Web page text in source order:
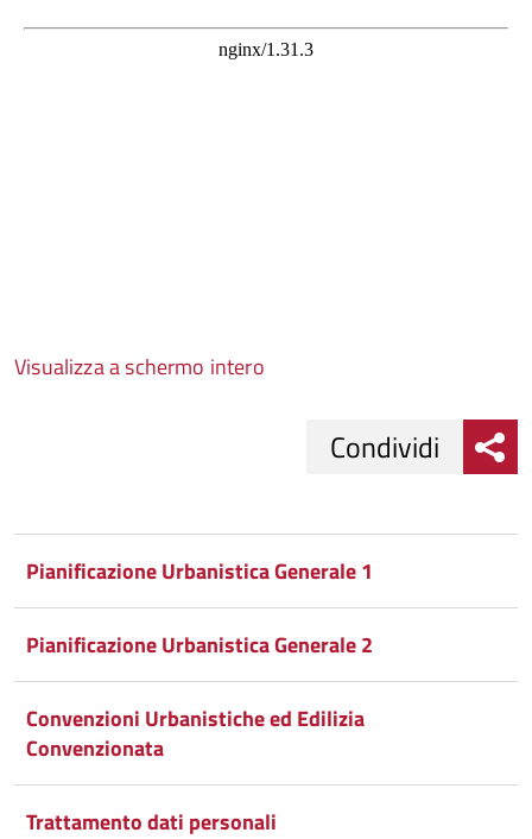
Visualizza a schermo intero
Facebook
Condividi
su
Twitter
Condividi
su
Google
Plus
Condividi
Whatsapp
Condividi
Pianificazione Urbanistica Generale 1
Pianificazione Urbanistica Generale 2
Convenzioni Urbanistiche ed Edilizia
Convenzionata
Trattamento dati personali